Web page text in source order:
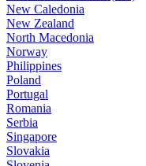
New Caledonia
New Zealand
North Macedonia
Norway
Philippines
Poland
Portugal
Romania
Serbia
Singapore
Slovakia